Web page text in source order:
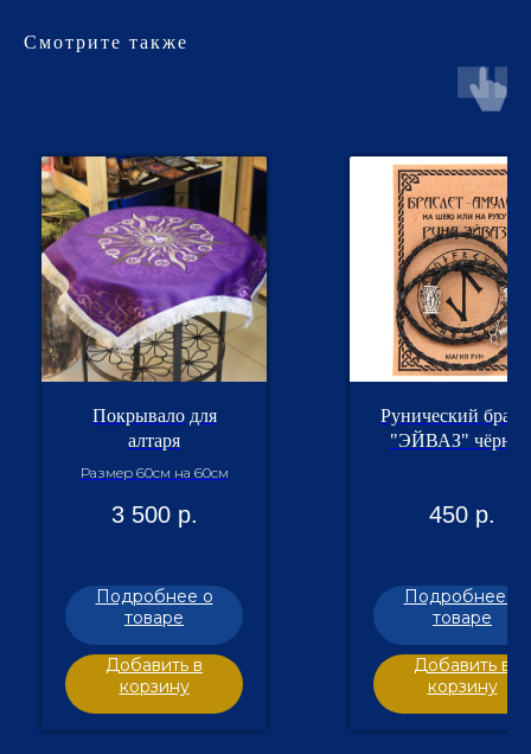
Смотрите также
Покрывало для
алтаря
Размер 60см на 60см
3 500 р.
Подробнее о
товаре
Добавить в
корзину
Рунический
"ЭЙВАЗ"
450 р.
Подробнее о
товаре
Добавить в
корзину